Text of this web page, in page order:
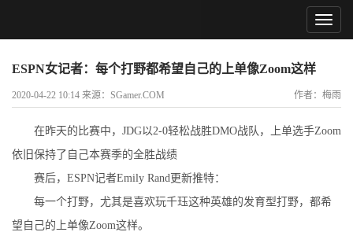
ESPN女记者：每个打野都希望自己的上单像Zoom这样
2020-04-22 10:14 来源：SGamer.COM 作者：梅雨
在昨天的比赛中，JDG以2-0轻松战胜DMO战队，上单选手Zoom
依旧保持了自己本赛季的全胜战绩
赛后，ESPN记者Emily Rand更新推特：
每一个打野，尤其是喜欢玩千珏这种英雄的发育型打野，都希
望自己的上单像Zoom这样。